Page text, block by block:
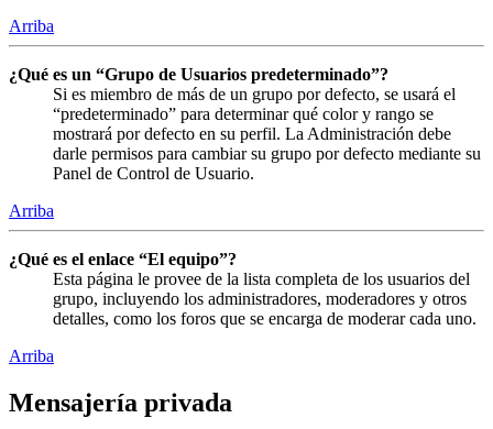
Arriba
¿Qué es un “Grupo de Usuarios predeterminado”?
Si es miembro de más de un grupo por defecto, se usará el
“predeterminado” para determinar qué color y rango se
mostrará por defecto en su perfil. La Administración debe
darle permisos para cambiar su grupo por defecto mediante su
Panel de Control de Usuario.
Arriba
¿Qué es el enlace “El equipo”?
Esta página le provee de la lista completa de los usuarios del
grupo, incluyendo los administradores, moderadores y otros
detalles, como los foros que se encarga de moderar cada uno.
Arriba
Mensajería privada